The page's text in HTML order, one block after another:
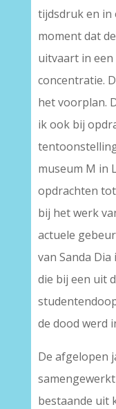
tijdsdruk en in
moment dat
uitvaart in
concentratie.
het voorplan.
ik ook bij
museum M in
opdrachten
bij het werk
actuele
van Sanda
die bij een uit
de dood werd
De afgelopen
bestaande uit